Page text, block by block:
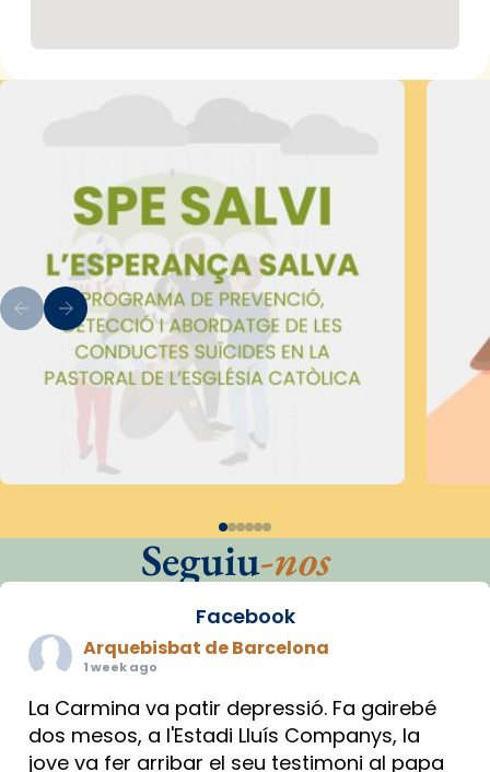
Seguiu-nos
Facebook
Arquebisbat de Barcelona
1 week ago
La Carmina va patir depressió. Fa gairebé
dos mesos, a l'Estadi Lluís Companys, la
jove va fer arribar el seu testimoni al papa